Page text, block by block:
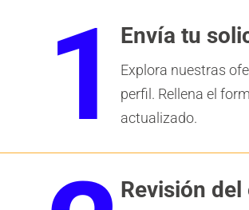
1 Envía tu
Explora nuestras
perfil. Rellena el
actualizado.
Revisión del